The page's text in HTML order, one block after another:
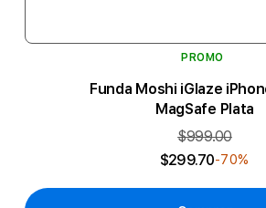
PROMO
Funda Moshi iGlaze
MagSafe Plata
$999.00
$299.70-70%